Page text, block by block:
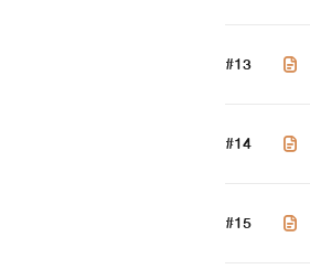
#13
#14
#15